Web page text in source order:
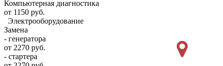
Компьютерная диагностика
от 1150 руб.
Электрооборудование
Замена
- генератора
от 2270 руб.
- стартера